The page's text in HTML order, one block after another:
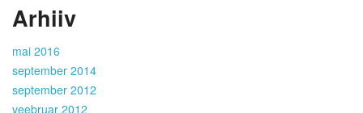
Arhiiv
mai 2016
september 2014
september 2012
veebruar 2012